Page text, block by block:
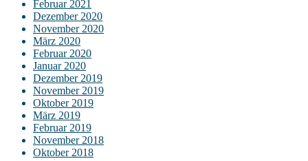
Februar 2021
Dezember 2020
November 2020
März 2020
Februar 2020
Januar 2020
Dezember 2019
November 2019
Oktober 2019
März 2019
Februar 2019
November 2018
Oktober 2018